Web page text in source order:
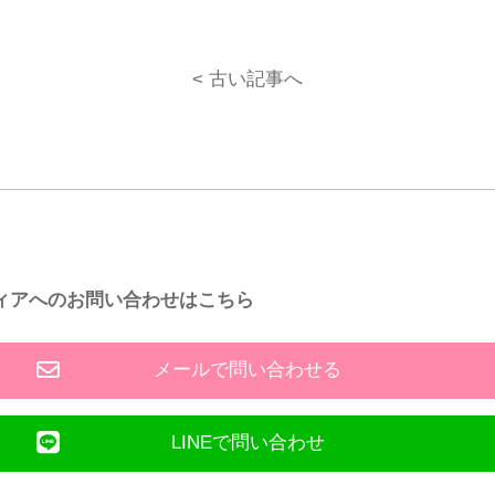
< 古い記事へ
アへのお問い合わせはこちら
メールで問い合わせる
LINEで問い合わせ